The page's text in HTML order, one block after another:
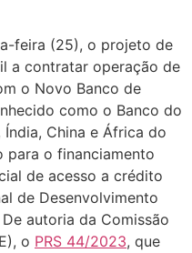
feira (25), o projeto de
a contratar operação de
o Novo Banco de
como o Banco do
Índia, China e África do
para o financiamento
de acesso a crédito
de Desenvolvimento
autoria da Comissão
o PRS 44/2023, que